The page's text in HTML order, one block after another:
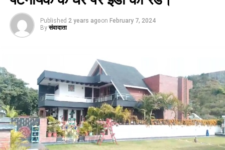
Published 2 years agoon February 7, 2024
By संवादाता